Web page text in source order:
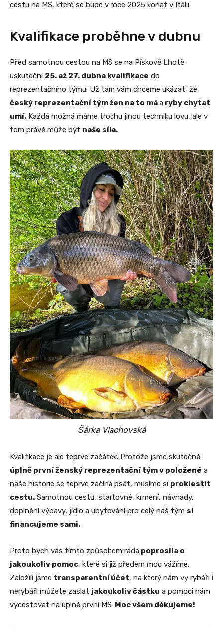
cestu na MS, které se bude v roce 2025 konat v Itálii.
Kvalifikace proběhne v dubnu
Před samotnou cestou na MS se na Pískově Lhotě
uskuteční 25. až 27. dubna kvalifikace do
reprezentačního týmu. Už tam vám chceme ukázat, že
český reprezentační tým žen na to máa ryby chytat
umí. Každá možná máme trochu jinou techniku lovu, ale v
tom právě může být naše síla.
Šárka Vlachovská
Kvalifikace je ale teprve začátek. Protože jsme skutečně
úplně první ženský reprezentační tým v položené a
naše historie se teprve začíná psát, musíme si proklestit
cestu. Samotnou cestu, startovné, krmení, návnady,
doplnění výbavy, jídlo a ubytování pro celý náš tým si
financujeme sami.
Proto bych vás tímto způsobem ráda poprosila o
jakoukoliv pomoc, které si již předem moc vážíme.
Založili jsme transparentní účet, na který nám vy rybáři i
nerybáři můžete zaslat jakoukoliv částku a pomoci nám
vycestovat na úplně první MS. Moc všem děkujeme!